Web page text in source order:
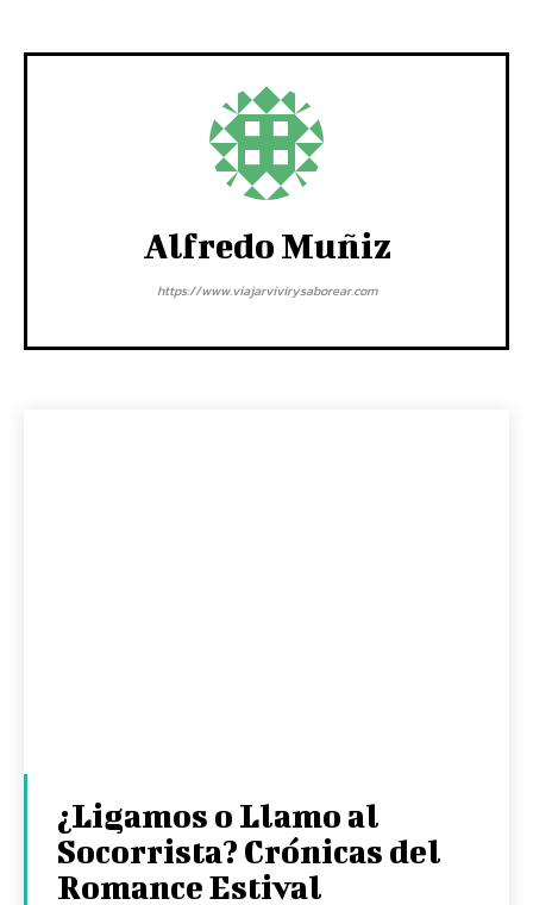
Alfredo Muñiz
https://www.viajarvivirysaborear.com
¿Ligamos o Llamo al
Socorrista? Crónicas del
Romance Estival